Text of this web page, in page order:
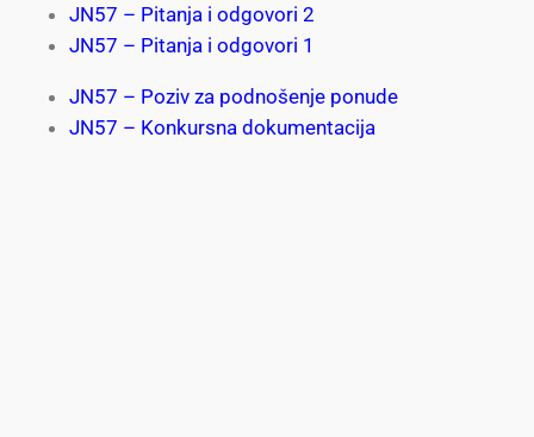
JN57 – Pitanja i odgovori 2
JN57 – Pitanja i odgovori 1
JN57 – Poziv za podnošenje ponude
JN57 – Konkursna dokumentacija